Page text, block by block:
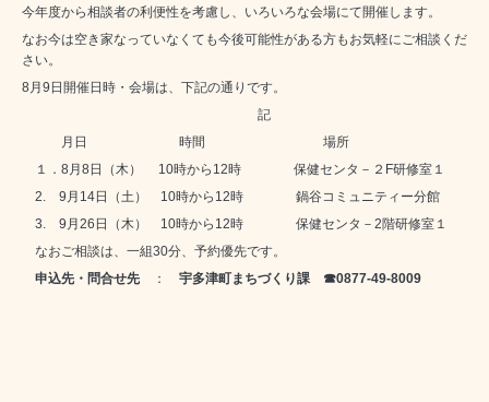
今年度から相談者の利便性を考慮し、いろいろな会場にて開催します。
なお今は空き家なっていなくても今後可能性がある方もお気軽にご相談くだ
さい。
8月9日開催日時・会場は、下記の通りです。
記
月日 時間 場所
１．8月8日（木） 10時から12時 保健センタ－２F研修室１
2. 9月14日（土） 10時から12時 鍋谷コミュニティー分館
3. 9月26日（木） 10時から12時 保健センタ－2階研修室１
なおご相談は、一組30分、予約優先です。
申込先・問合せ先 ： 宇多津町まちづくり課 ☎0877-49-8009